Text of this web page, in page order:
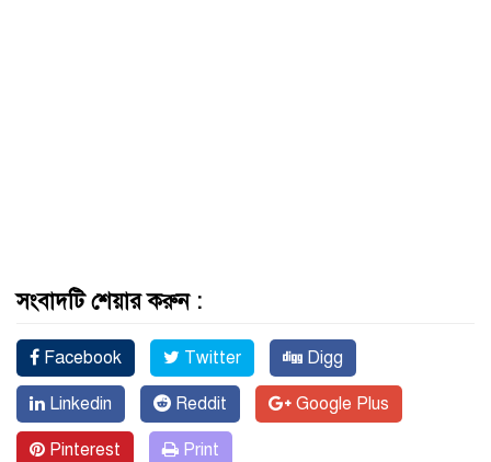
সংবাদটি শেয়ার করুন :
Facebook Twitter Digg
Linkedin Reddit Google Plus
Pinterest Print